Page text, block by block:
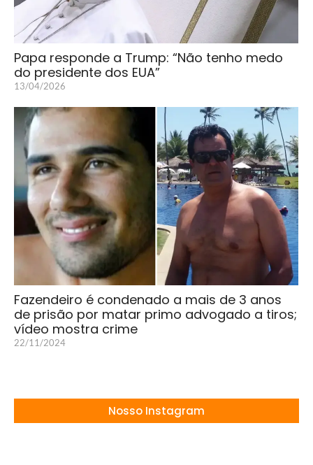
Papa responde a Trump: “Não tenho medo
do presidente dos EUA”
13/04/2026
Fazendeiro é condenado a mais de 3 anos
de prisão por matar primo advogado a tiros;
vídeo mostra crime
22/11/2024
Nosso Instagram